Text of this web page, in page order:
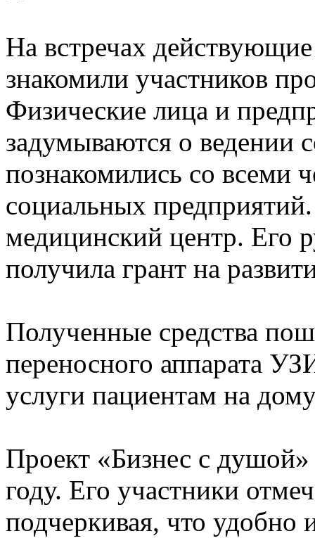
На встречах
знакомили участников
Физические лица и
задумываются о ведении
познакомились со всеми
социальных
медицинский центр. Его
получила грант на
Полученные средства
переносного аппарата
услуги пациентам на
Проект «Бизнес с
году. Его участники
подчеркивая, что удобно